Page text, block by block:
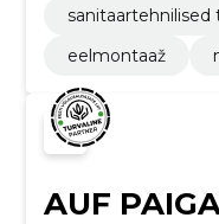
sanitaartehnilised
eelmontaaž
AUF